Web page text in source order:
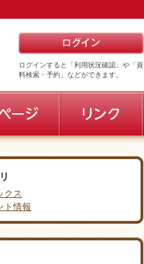
ログインすると「利用状況確認」や「資
料検索・予約」などができます。
クス
ト情報